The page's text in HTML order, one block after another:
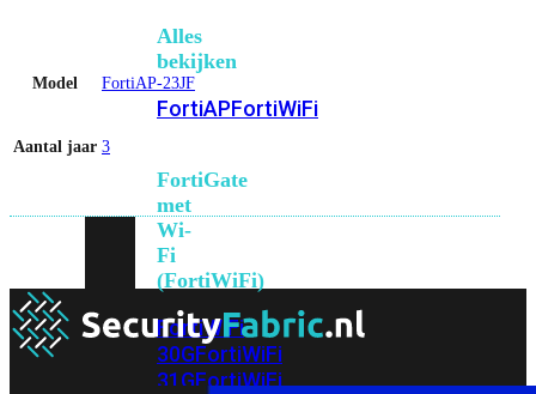
Alles
bekijken
FortiAPFortiWiFi
FortiGate
met
Wi-
Fi
(FortiWiFi)
FortiWiFi
30GFortiWiFi
31GFortiWiFi
Model FortiAP-23JF
Aantal jaar 3